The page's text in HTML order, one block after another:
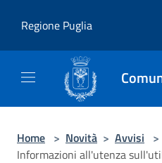
Regione Puglia
Home > Novità > Avvisi >
Informazioni all'utenza